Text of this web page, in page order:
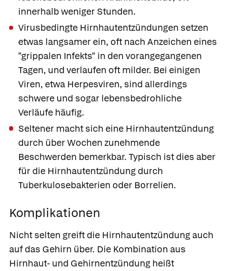
innerhalb weniger Stunden.
Virusbedingte Hirnhautentzündungen setzen
etwas langsamer ein, oft nach Anzeichen eines
"grippalen Infekts" in den vorangegangenen
Tagen, und verlaufen oft milder. Bei einigen
Viren, etwa Herpesviren, sind allerdings
schwere und sogar lebensbedrohliche
Verläufe häufig.
Seltener macht sich eine Hirnhautentzündung
durch über Wochen zunehmende
Beschwerden bemerkbar. Typisch ist dies aber
für die Hirnhautentzündung durch
Tuberkulosebakterien oder Borrelien.
Komplikationen
Nicht selten greift die Hirnhautentzündung auch
auf das Gehirn über. Die Kombination aus
Hirnhaut- und Gehirnentzündung heißt